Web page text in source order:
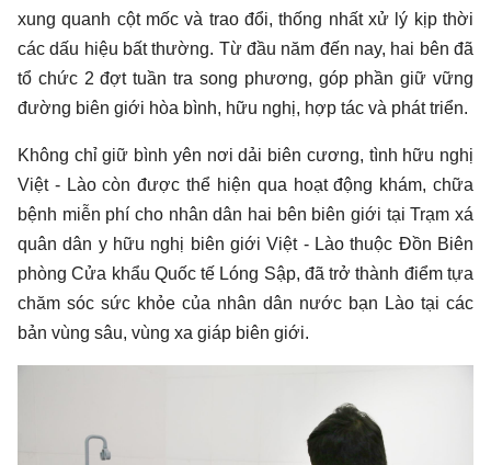
xung quanh cột mốc và trao đổi, thống nhất xử lý kịp thời
các dấu hiệu bất thường. Từ đầu năm đến nay, hai bên đã
tổ chức 2 đợt tuần tra song phương, góp phần giữ vững
đường biên giới hòa bình, hữu nghị, hợp tác và phát triển.
Không chỉ giữ bình yên nơi dải biên cương, tình hữu nghị
Việt - Lào còn được thể hiện qua hoạt động khám, chữa
bệnh miễn phí cho nhân dân hai bên biên giới tại Trạm xá
quân dân y hữu nghị biên giới Việt - Lào thuộc Đồn Biên
phòng Cửa khẩu Quốc tế Lóng Sập, đã trở thành điểm tựa
chăm sóc sức khỏe của nhân dân nước bạn Lào tại các
bản vùng sâu, vùng xa giáp biên giới.